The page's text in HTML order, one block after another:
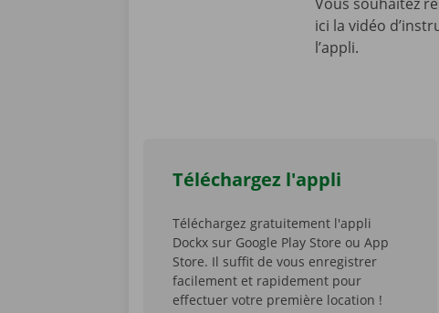
Vous souhaitez
ici la vidéo
l’appli.
Téléchargez l'appli
Téléchargez gratuitement l'appli
Dockx sur Google Play Store ou App
Store. Il suffit de vous enregistrer
facilement et rapidement pour
effectuer votre première location !